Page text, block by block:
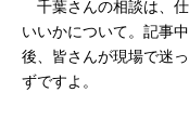
千葉さんの相談は、
いいかについて。記事
後、皆さんが現場で迷
ずですよ。